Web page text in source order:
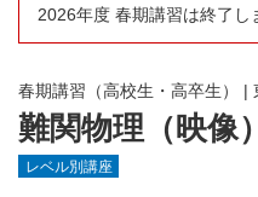
2026年度 春期講習は終了し
難関物理（映像）
春期講習（高校生・高卒生） |
レベル別講座